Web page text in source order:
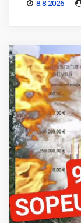
8.8.2026